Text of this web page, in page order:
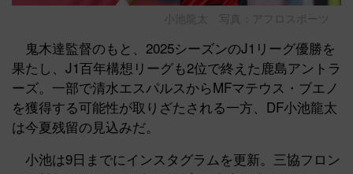
小池龍太 写真：アフロスポーツ
鬼木達監督のもと、2025シーズンのJ1リーグ優勝を
果たし、J1百年構想リーグも2位で終えた鹿島アントラ
ーズ。一部で清水エスパルスからMFマテウス・ブエノ
を獲得する可能性が取りざたされる一方、DF小池龍太
は今夏残留の見込みだ。
小池は9日までにインスタグラムを更新。三協フロン